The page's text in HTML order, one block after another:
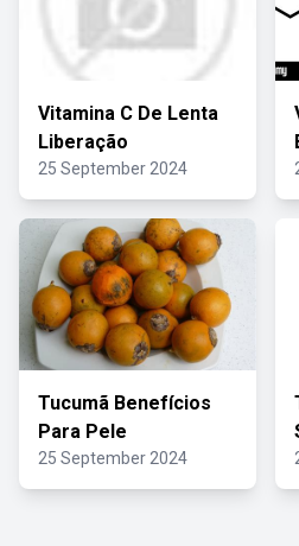
Vitamina C De Lenta
Liberação
25 September 2024
Tucumã Benefícios
Para Pele
25 September 2024